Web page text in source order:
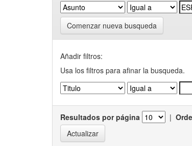
Comenzar nueva busqueda
Añadir filtros:
Usa los filtros para afinar la busqueda.
Resultados por página |